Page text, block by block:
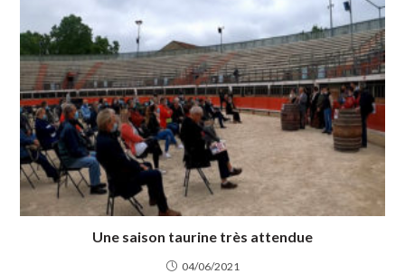
Une saison taurine très attendue
04/06/2021